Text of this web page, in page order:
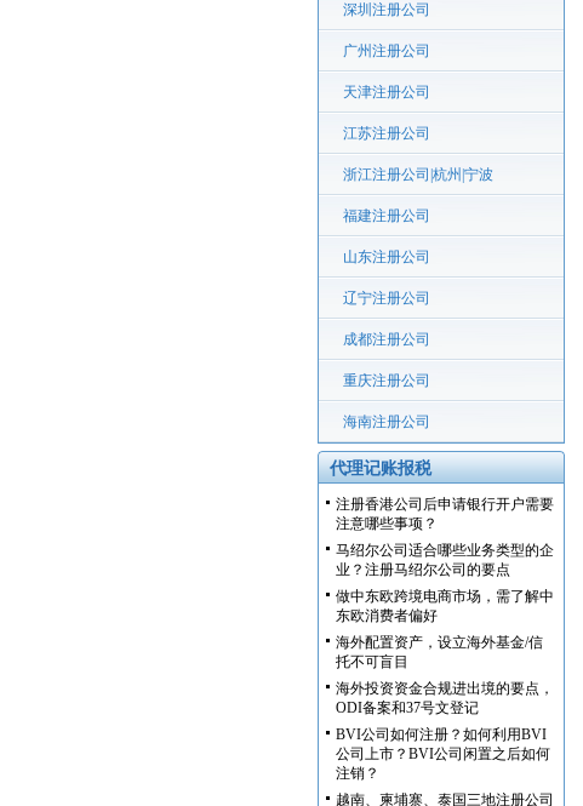
深圳注册公司
广州注册公司
天津注册公司
江苏注册公司
浙江注册公司|杭州|宁波
福建注册公司
山东注册公司
辽宁注册公司
成都注册公司
重庆注册公司
海南注册公司
代理记账报税
注册香港公司后申请银行开户需要
注意哪些事项？
马绍尔公司适合哪些业务类型的企
业？注册马绍尔公司的要点
做中东欧跨境电商市场，需了解中
东欧消费者偏好
海外配置资产，设立海外基金/信
托不可盲目
海外投资资金合规进出境的要点，
ODI备案和37号文登记
BVI公司如何注册？如何利用BVI
公司上市？BVI公司闲置之后如何
注销？
越南、柬埔寨、泰国三地注册公司